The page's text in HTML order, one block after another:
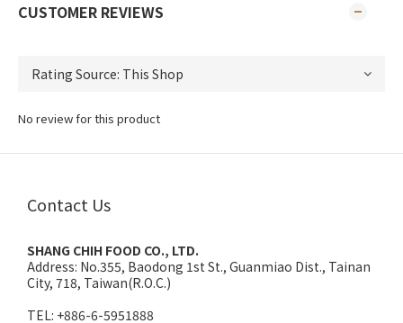
CUSTOMER REVIEWS
No review for this product
Contact Us
SHANG CHIH FOOD CO., LTD.
Address: No.355, Baodong 1st St., Guanmiao Dist., Tainan
City, 718, Taiwan(R.O.C.)
TEL: +886-6-5951888